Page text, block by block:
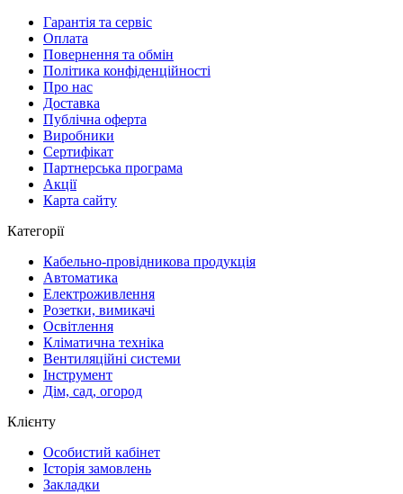
Гарантія та сервіс
Оплата
Повернення та обмін
Політика конфіденційності
Про нас
Доставка
Публічна оферта
Виробники
Сертифікат
Партнерська програма
Акції
Карта сайту
Категорії
Кабельно-провідникова продукція
Автоматика
Електроживлення
Розетки, вимикачі
Освітлення
Кліматична техніка
Вентиляційні системи
Інструмент
Дім, сад, огород
Клієнту
Особистий кабінет
Історія замовлень
Закладки